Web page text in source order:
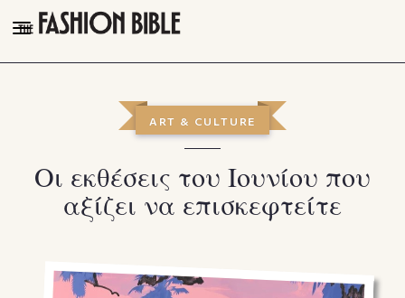
THE FASHION BIBLE
TALK OF THE TOWN
PLEASURES
FOLLOW
ART & CULTURE
Οι εκθέσεις του Ιουνίου που
αξίζει να επισκεφτείτε